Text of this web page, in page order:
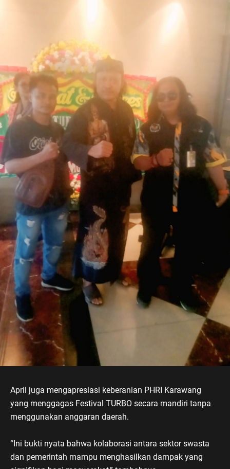
April juga mengapresiasi keberanian PHRI Karawang
yang menggagas Festival TURBO secara mandiri tanpa
menggunakan anggaran daerah.
“Ini bukti nyata bahwa kolaborasi antara sektor swasta
dan pemerintah mampu menghasilkan dampak yang